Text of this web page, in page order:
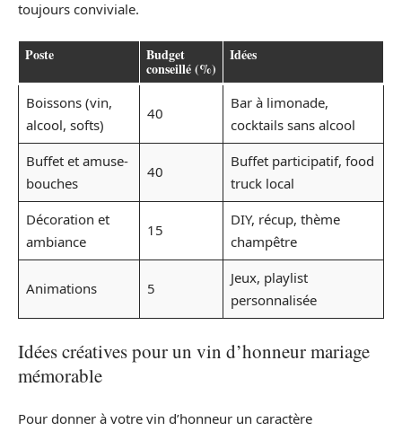
toujours conviviale.
Poste Budget
conseillé (%)
Idées
Boissons (vin,
alcool, softs)
40
Bar à limonade,
cocktails sans alcool
Buffet et amuse-
bouches
40
Buffet participatif, food
truck local
Décoration et
ambiance
15
DIY, récup, thème
champêtre
Animations 5
Jeux, playlist
personnalisée
Idées créatives pour un vin d’honneur mariage
mémorable
Pour donner à votre vin d’honneur un caractère